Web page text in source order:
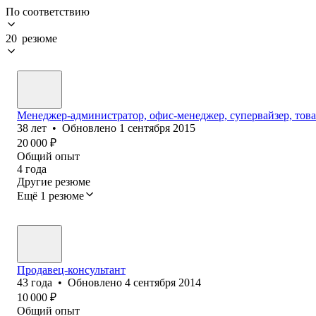
По соответствию
20 резюме
Менеджер-администратор, офис-менеджер, супервайзер,
38 лет • Обновлено 1 сентября 2015
20 000 ₽
Общий опыт
4 года
Другие резюме
Ещё 1 резюме
Продавец-консультант
43 года • Обновлено 4 сентября 2014
10 000 ₽
Общий опыт